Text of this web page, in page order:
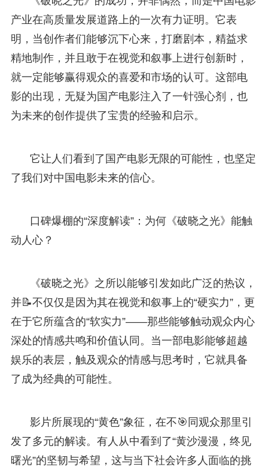
产业在高质量发展道路上的一次有力证明。它表
明，当创作者们能够沉下心来，打磨剧本，精益求
精地制作，并且敢于在视觉和叙事上进行创新时，
就一定能够赢得观众的喜爱和市场的认可。这部电
影的出现，无疑为国产电影注入了一针强心剂，也
为未来的创作提供了宝贵的经验和启示。
它让人们看到了国产电影无限的可能性，也坚定
了我们对中国电影未来的信心。
口碑爆棚的“深度解读”：为何《破晓之光》能触
动人心？
《破晓之光》之所以能够引发如此广泛的热议，
并📝不仅仅是因为其在视觉和叙事上的“硬实力”，更
在于它所蕴含的“软实力”——那些能够触动观众内心
深处的情感共鸣和价值认同。当一部电影能够超越
娱乐的表层，触及观众的情感与思考时，它就具备
了成为经典的可能性。
影片所展现的“黄色”象征，在不🎯同观众那里引
发了多元的解读。有人从中看到了“黄沙漫漫，终见
曙光”的坚韧与希望，这与当下社会许多人面临的挑